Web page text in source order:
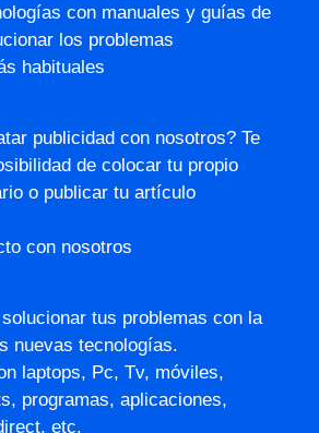
con manuales y guías de
los problemas
habituales
publicidad con nosotros? Te
de colocar tu propio
o publicar tu artículo
con nosotros
tus problemas con la
nuevas tecnologías.
laptops, Pc, Tv, móviles,
programas, aplicaciones,
etc.